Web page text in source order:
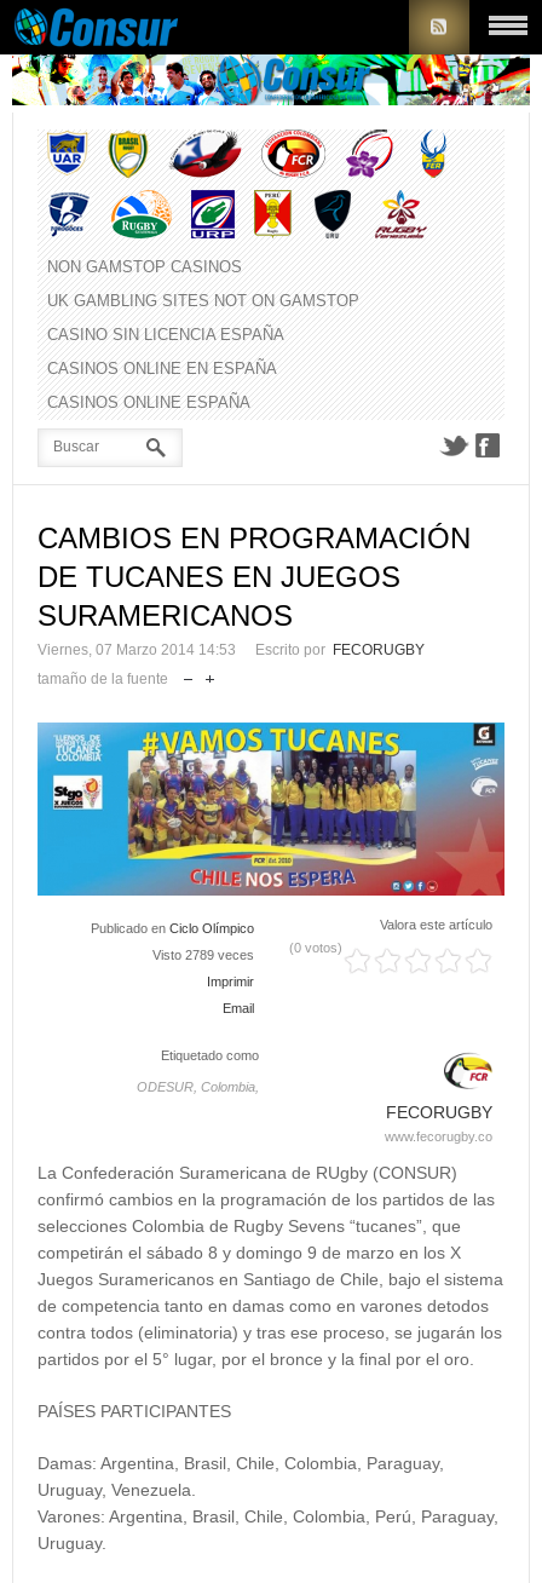
NON GAMSTOP CASINOS
UK GAMBLING SITES NOT ON GAMSTOP
CASINO SIN LICENCIA ESPAÑA
CASINOS ONLINE EN ESPAÑA
CASINOS ONLINE ESPAÑA
CAMBIOS EN PROGRAMACIÓN
DE TUCANES EN JUEGOS
SURAMERICANOS
Viernes, 07 Marzo 2014 14:53 Escrito por FECORUGBY
tamaño de la fuente
Publicado en Ciclo Olímpico
Visto 2789 veces
Imprimir
Email
Valora este artículo
(0 votos)
Etiquetado como
ODESUR, Colombia,
FECORUGBY
www.fecorugby.co
La Confederación Suramericana de RUgby (CONSUR)
confirmó cambios en la programación de los partidos de las
selecciones Colombia de Rugby Sevens “tucanes”, que
competirán el sábado 8 y domingo 9 de marzo en los X
Juegos Suramericanos en Santiago de Chile, bajo el sistema
de competencia tanto en damas como en varones detodos
contra todos (eliminatoria) y tras ese proceso, se jugarán los
partidos por el 5° lugar, por el bronce y la final por el oro.
PAÍSES PARTICIPANTES
Damas: Argentina, Brasil, Chile, Colombia, Paraguay,
Uruguay, Venezuela.
Varones: Argentina, Brasil, Chile, Colombia, Perú, Paraguay,
Uruguay.